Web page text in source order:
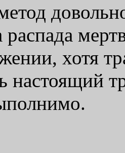
распада
хотя
настоящий